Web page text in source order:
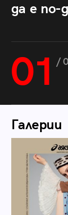
да е по-
01 /
Галерии